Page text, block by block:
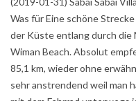
Was für Eine schöne
der Küste entlang durch die
Wiman Beach. Absolut
85,1 km, wieder ohne
sehr anstrendend weil man